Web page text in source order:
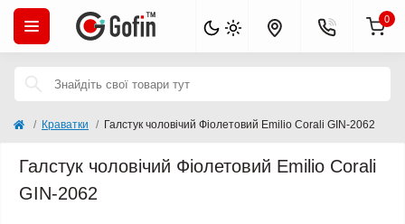
0
Краватки Галстук чоловічий Фіолетовий Emilio Corali GIN-2062
Галстук чоловічий Фіолетовий Emilio Corali
GIN-2062